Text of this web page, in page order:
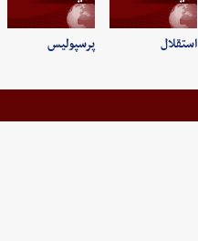
استقلال پرسپولیس